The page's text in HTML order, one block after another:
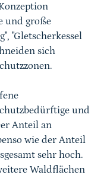
und große
"Gletscherkessel
sich
und
Anteil an
wie der Anteil
sehr hoch.
Waldflächen